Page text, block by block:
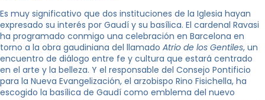
Es muy significativo que dos instituciones de la Iglesia hayan
expresado su interés por Gaudí y su basílica. El cardenal Ravasi
ha programado conmigo una celebración en Barcelona en
torno a la obra gaudiniana del llamado Atrio de los Gentiles, un
encuentro de diálogo entre fe y cultura que estará centrado
en el arte y la belleza. Y el responsable del Consejo Pontificio
para la Nueva Evangelización, el arzobispo Rino Fisichella, ha
escogido la basílica de Gaudí como emblema del nuevo